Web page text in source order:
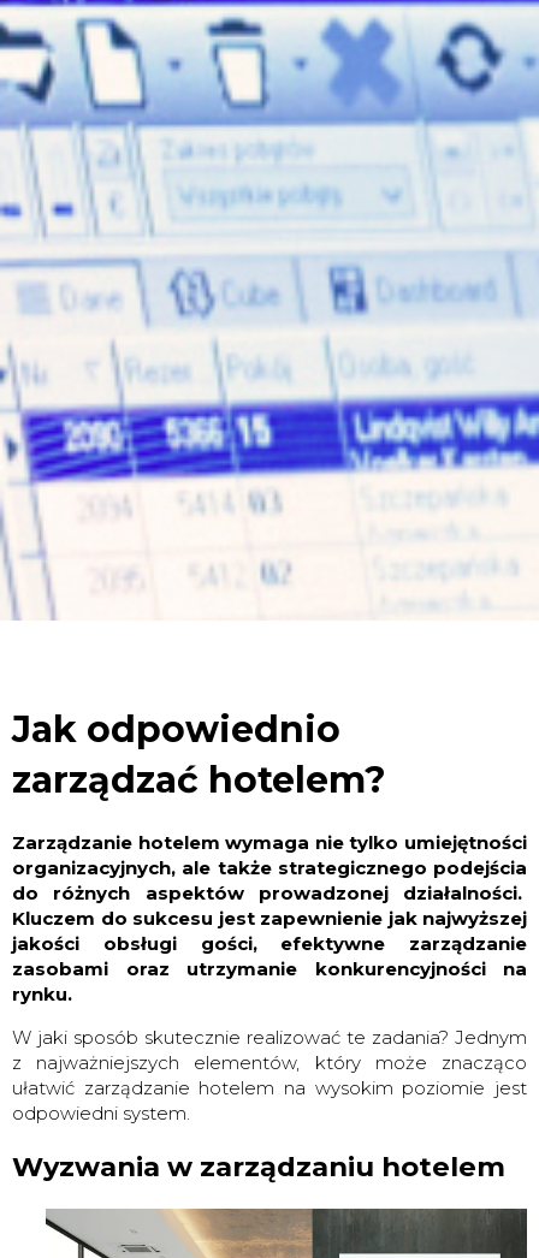
Jak odpowiednio
zarządzać hotelem?
Zarządzanie hotelem wymaga nie tylko umiejętności
organizacyjnych, ale także strategicznego podejścia
do różnych aspektów prowadzonej działalności.
Kluczem do sukcesu jest zapewnienie jak najwyższej
jakości obsługi gości, efektywne zarządzanie
zasobami oraz utrzymanie konkurencyjności na
rynku.
W jaki sposób skutecznie realizować te zadania? Jednym
z najważniejszych elementów, który może znacząco
ułatwić zarządzanie hotelem na wysokim poziomie jest
odpowiedni system.
Wyzwania w zarządzaniu hotelem